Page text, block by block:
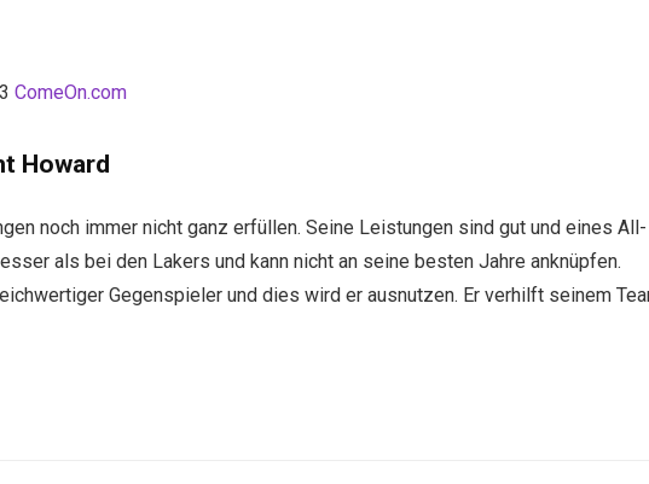
ComeOn.com
Howard
noch immer nicht ganz erfüllen. Seine Leistungen sind gut und eines All-
als bei den Lakers und kann nicht an seine besten Jahre anknüpfen.
Gegenspieler und dies wird er ausnutzen. Er verhilft seinem